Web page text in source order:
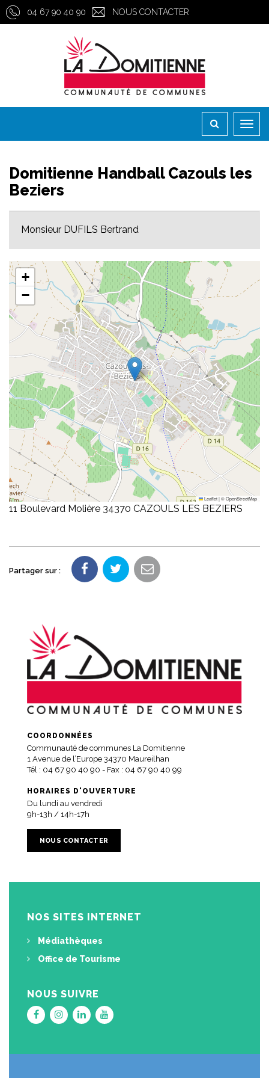
Gestion des traceurs
04 67 90 40 90 NOUS CONTACTER
Domitienne Handball Cazouls les
Beziers
Monsieur DUFILS Bertrand
+
−
Leaflet|©OpenStreetMap
11 Boulevard Molière 34370 CAZOULS LES BEZIERS
Partager sur :
COORDONNÉES
Communauté de communes La Domitienne
1 Avenue de l’Europe 34370 Maureilhan
Tél : 04 67 90 40 90 - Fax : 04 67 90 40 99
HORAIRES D'OUVERTURE
Du lundi au vendredi
9h-13h / 14h-17h
NOUS CONTACTER
NOS SITES INTERNET
Médiathèques
Office de Tourisme
NOUS SUIVRE
Lien
vers
Facebook
Lien
vers
Instagram
Lien
vers
Linkedin
Lien
vers
Youtube